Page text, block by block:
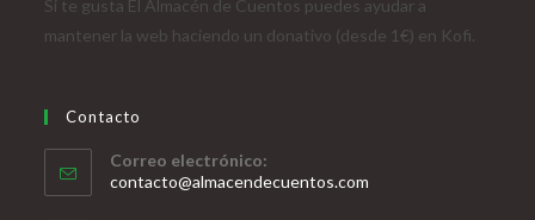
Si te gusta El Almacén de Cuentos puedes ayudar a
mantener la web haciendo un donativo (desde 1€) en Kofi.
Contacto
Correo electrónico:
contacto@almacendecuentos.com